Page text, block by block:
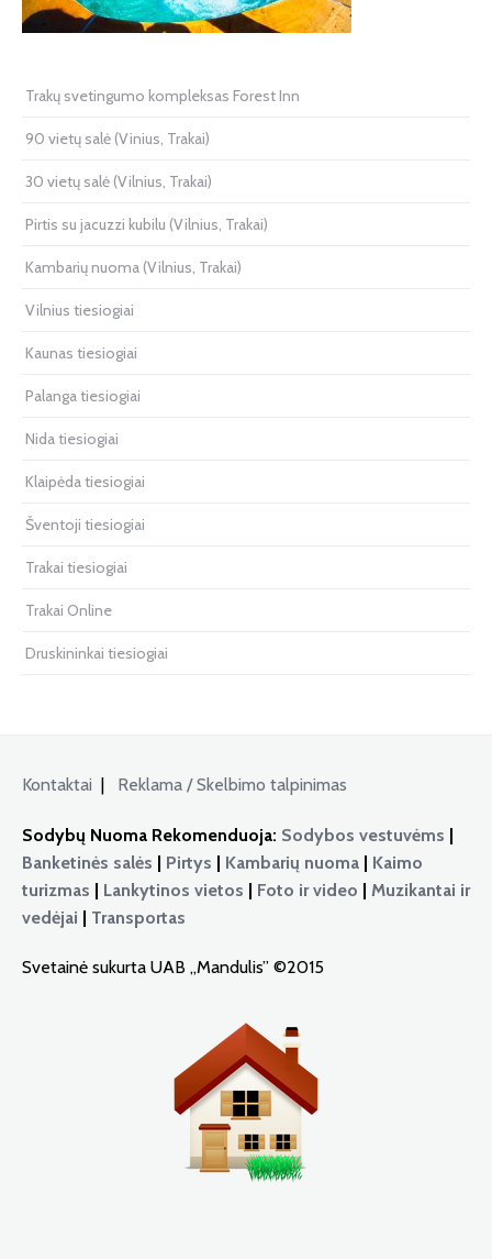
Trakų svetingumo kompleksas Forest Inn
90 vietų salė (Vinius, Trakai)
30 vietų salė (Vilnius, Trakai)
Pirtis su jacuzzi kubilu (Vilnius, Trakai)
Kambarių nuoma (Vilnius, Trakai)
Vilnius tiesiogiai
Kaunas tiesiogiai
Palanga tiesiogiai
Nida tiesiogiai
Klaipėda tiesiogiai
Šventoji tiesiogiai
Trakai tiesiogiai
Trakai Online
Druskininkai tiesiogiai
Kontaktai | Reklama / Skelbimo talpinimas
Sodybų Nuoma Rekomenduoja: Sodybos vestuvėms |
Banketinės salės | Pirtys | Kambarių nuoma | Kaimo
turizmas | Lankytinos vietos | Foto ir video | Muzikantai ir
vedėjai | Transportas
Svetainė sukurta UAB „Mandulis” ©2015